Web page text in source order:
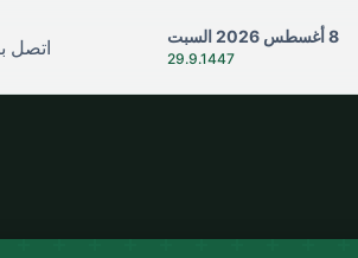
اتصل 8 أغسطس 2026 السبت
29.9.1447